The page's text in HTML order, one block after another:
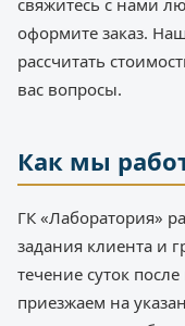
свяжитесь с нами
оформите заказ.
рассчитать
вас вопросы.
Как мы
ГК «Лаборатория»
задания клиента и
течение суток
приезжаем на